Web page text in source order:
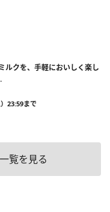
ルクを、手軽においしく楽し
23:59まで
覧を見る